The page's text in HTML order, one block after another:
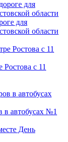
для
области
с 11
в автобусах №1